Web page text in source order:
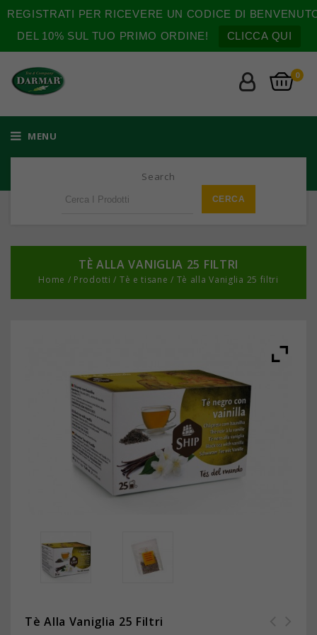
REGISTRATI PER RICEVERE UN CODICE DI
DEL 10% SUL TUO PRIMO ORDINE!
CLICCA QUI
0
MENU
Search
TÈ ALLA VANIGLIA 25 FILTRI
Home / Prodotti / Tè e tisane / Tè alla Vaniglia 25 filtri
Tè Alla Vaniglia 25 Filtri